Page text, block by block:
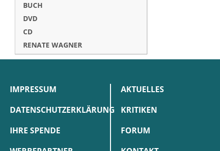
BUCH
DVD
CD
RENATE WAGNER
IMPRESSUM
DATENSCHUTZERKLÄRUNG
IHRE SPENDE
AKTUELLES
KRITIKEN
FORUM